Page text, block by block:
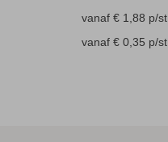
vanaf € 1,88 p/st
vanaf € 0,35 p/st